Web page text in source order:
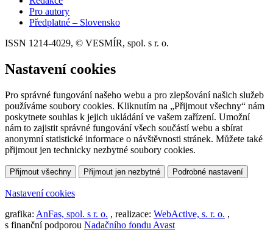
Pro autory
Předplatné – Slovensko
ISSN 1214-4029, © VESMÍR, spol. s r. o.
Nastavení cookies
Pro správné fungování našeho webu a pro zlepšování našich služeb
používáme soubory cookies. Kliknutím na „Přijmout všechny“ nám
poskytnete souhlas k jejich ukládání ve vašem zařízení. Umožní
nám to zajistit správné fungování všech součástí webu a sbírat
anonymní statistické informace o návštěvnosti stránek. Můžete také
přijmout jen technicky nezbytné soubory cookies.
Přijmout všechny Přijmout jen nezbytné Podrobné nastavení
Nastavení cookies
grafika: AnFas, spol. s r. o. , realizace: WebActive, s. r. o. ,
s finanční podporou Nadačního fondu Avast